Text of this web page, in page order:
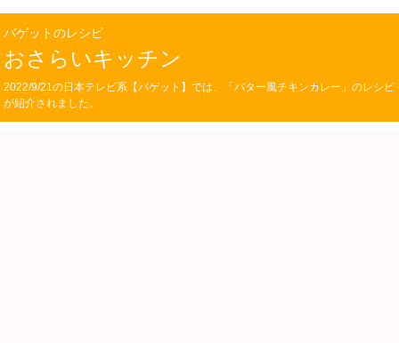
バゲットのレシピ
おさらいキッチン
2022/9/21の日本テレビ系【バゲット】では、「バター風チキンカレー」のレシピ
が紹介されました。